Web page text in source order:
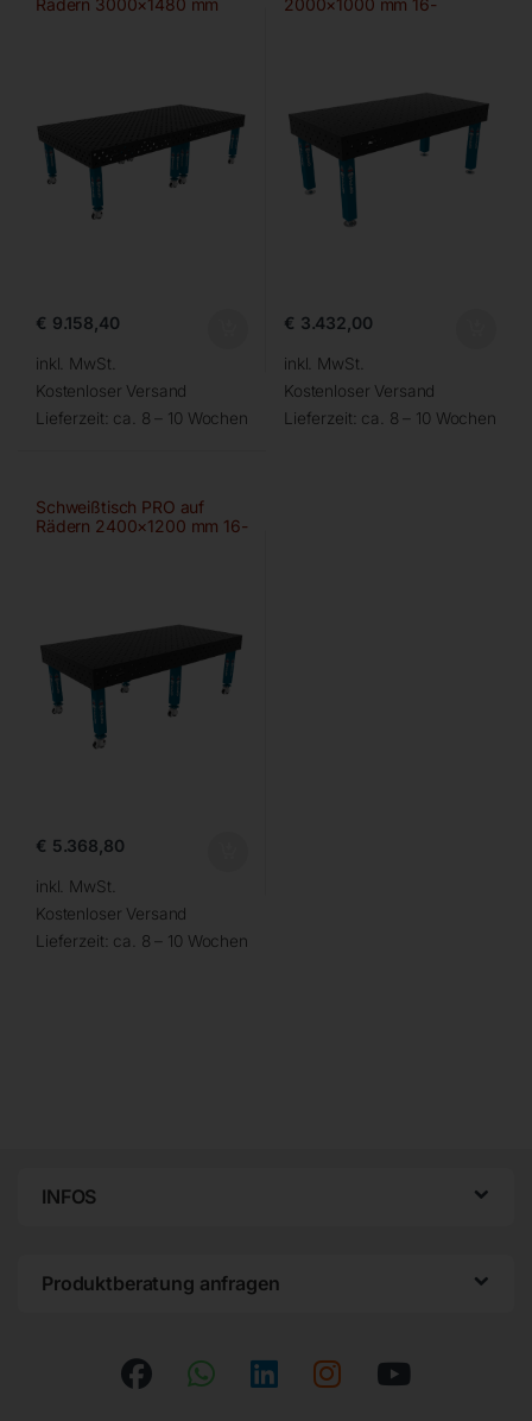
€ 9.158,40
inkl. MwSt.
Kostenloser Versand
Lieferzeit: ca. 8 – 10 Wochen
€ 3.432,00
inkl. MwSt.
Kostenloser Versand
Lieferzeit: ca. 8 – 10 Wochen
Schweißtisch PRO auf
Rädern 2400×1200 mm 16-
€ 5.368,80
inkl. MwSt.
Kostenloser Versand
Lieferzeit: ca. 8 – 10 Wochen
INFOS
Produktberatung anfragen